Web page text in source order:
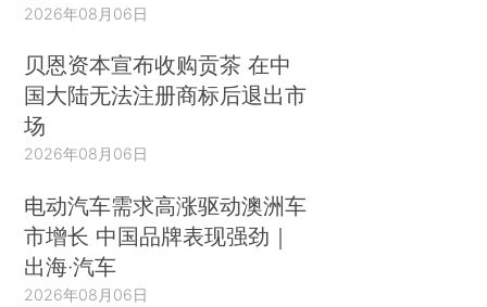
2026年08月06日
贝恩资本宣布收购贡茶 在中
国大陆无法注册商标后退出市
场
2026年08月06日
电动汽车需求高涨驱动澳洲车
市增长 中国品牌表现强劲｜
出海·汽车
2026年08月06日